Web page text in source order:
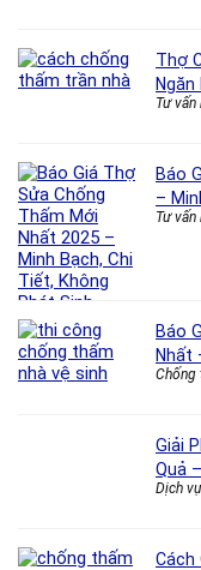
Thợ
Tư
Báo
–
Tư
Báo
Nhất
Chống
Giải
Quả
Dịch
Cách